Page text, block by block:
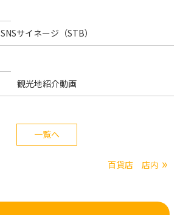
SNSサイネージ（STB）
観光地紹介動画
一覧へ
百貨店 店内 »